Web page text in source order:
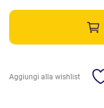
Aggiungi alla wishlist